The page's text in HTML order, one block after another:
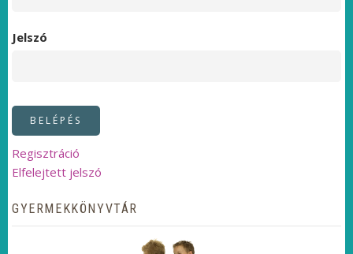
Jelszó
Regisztráció
Elfelejtett jelszó
GYERMEKKÖNYVTÁR